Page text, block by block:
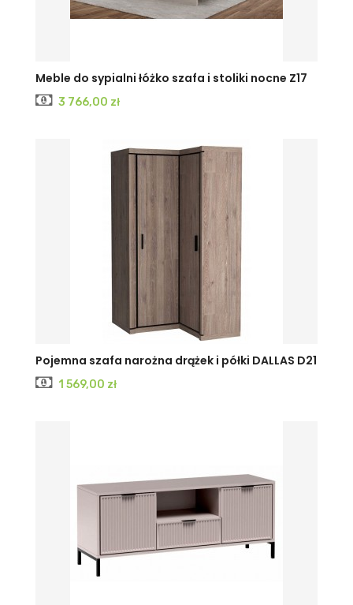
Meble do sypialni łóżko szafa i stoliki nocne Z17
Cena
3 766,00 zł
Pojemna szafa narożna drążek i półki DALLAS D21
Cena
1 569,00 zł